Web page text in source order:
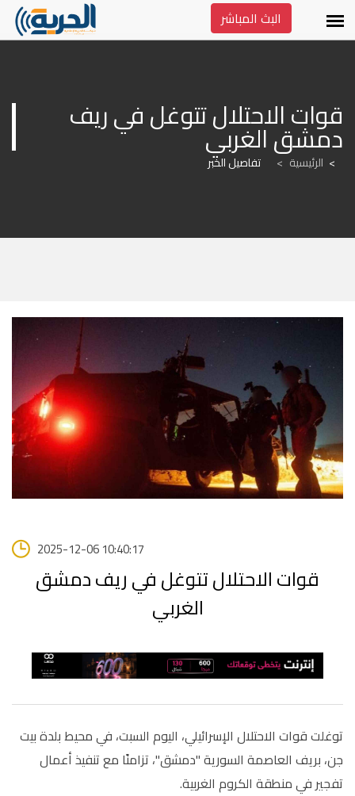
البث المباشر
دمشق الغربي
الرئيسية > تفاصيل الخبر
2025-12-06 10:40:17
قوات الاحتلال تتوغل في ريف دمشق
الغربي
توغلت قوات الاحتلال الإسرائيلي، اليوم السبت، في محيط بلدة بيت
جن، بريف العاصمة السورية "دمشق"، تزامنًا مع تنفيذ أعمال
تفجير في منطقة الكروم الغربية.